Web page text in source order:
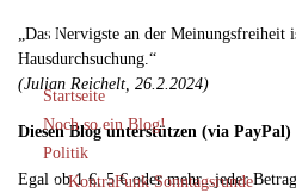
Startseite
Noch so ein Blog!
Politik
KontraFunk Sonntagsrunde
„Das Nervigste an der Meinungsfreiheit
Hausdurchsuchung.“
(Julian Reichelt, 26.2.2024)
Diesen Blog unterstützen (via PayPal)
Egal ob 1 €, 5 € oder mehr...jeder